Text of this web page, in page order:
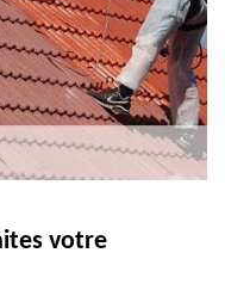
votre